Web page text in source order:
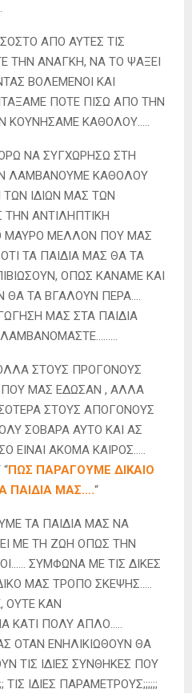
ΑΠΟ ΑΥΤΕΣ ΤΙΣ
ΤΗΝ ΑΝΑΓΚΗ, ΝΑ ΤΟ ΨΑΞΕΙ
ΒΟΛΕΜΕΝΟΙ ΚΑΙ
ΠΟΤΕ ΠΙΣΩ ΑΠΟ ΤΗΝ
ΚΟΥΝΗΣΑΜΕ ΚΑΘΟΛΟΥ…..
ΝΑ ΣΥΓΧΩΡΗΣΩ ΣΤΗ
ΛΑΜΒΑΝΟΥΜΕ ΚΑΘΟΛΟΥ
ΙΔΙΩΝ ΜΑΣ ΤΩΝ
ΤΗΝ ΑΝΤΙΛΗΠΤΙΚΗ
ΜΑΥΡΟ ΜΕΛΛΟΝ ΠΟΥ ΜΑΣ
ΤΑ ΠΑΙΔΙΑ ΜΑΣ ΘΑ ΤΑ
ΟΠΩΣ ΚΑΝΑΜΕ ΚΑΙ
ΘΑ ΤΑ ΒΓΑΛΟΥΝ ΠΕΡΑ….
ΜΑΣ ΣΤΑ ΠΑΙΔΙΑ
ΣΤΟΥΣ ΠΡΟΓΟΝΟΥΣ
ΠΟΥ ΜΑΣ ΕΔΩΣΑΝ , ΑΛΛΑ
ΣΤΟΥΣ ΑΠΟΓΟΝΟΥΣ
ΣΟΒΑΡΑ ΑΥΤΟ ΚΑΙ ΑΣ
ΕΙΝΑΙ ΑΚΟΜΑ ΚΑΙΡΟΣ…..
ΠΩΣ ΠΑΡΑΓΟΥΜΕ ΔΙΚΑΙΟ
ΠΑΙΔΙΑ ΜΑΣ….“
ΤΑ ΠΑΙΔΙΑ ΜΑΣ ΝΑ
ΜΕ ΤΗ ΖΩΗ ΟΠΩΣ ΤΗΝ
ΣΥΜΦΩΝΑ ΜΕ ΤΙΣ ΔΙΚΕΣ
ΜΑΣ ΤΡΟΠΟ ΣΚΕΨΗΣ…..
ΟΥΤΕ ΚΑΝ
ΚΑΤΙ ΠΟΛΥ ΑΠΛΟ…..
ΟΤΑΝ ΕΝΗΛΙΚΙΩΘΟΥΝ ΘΑ
ΤΙΣ ΙΔΙΕΣ ΣΥΝΘΗΚΕΣ ΠΟΥ
ΙΔΙΕΣ ΠΑΡΑΜΕΤΡΟΥΣ;;;;;;